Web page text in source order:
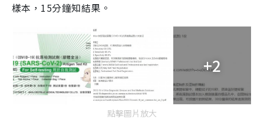
樣本，15分鐘知結果。
+2
點擊圖片放大